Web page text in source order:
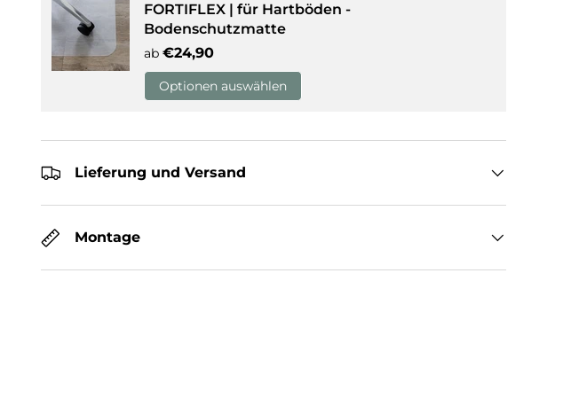
FORTIFLEX | für Hartböden -
Bodenschutzmatte
ab Normaler Preis
€24,90
Optionen auswählen
Lieferung und Versand
Montage